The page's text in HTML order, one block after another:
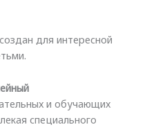
для интересной
и обучающих
специального